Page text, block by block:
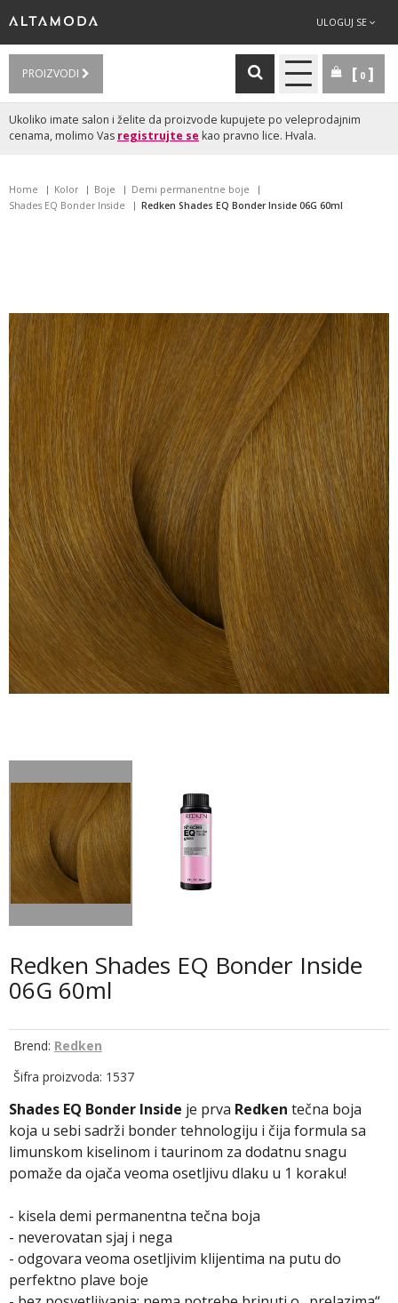
ULOGUJ SE
PROIZVODI 0
Ukoliko imate salon i želite da proizvode kupujete po veleprodajnim
cenama, molimo Vas registrujte se kao pravno lice. Hvala.
Home Kolor Boje
Demi permanentne boje
Shades EQ Bonder Inside
Redken Shades EQ Bonder Inside 06G 60ml
Redken Shades EQ Bonder Inside
06G 60ml
Brend: Redken
Šifra proizvoda: 1537
Shades EQ Bonder Inside je prva Redken tečna boja
koja u sebi sadrži bonder tehnologiju i čija formula sa
limunskom kiselinom i taurinom za dodatnu snagu
pomaže da ojača veoma osetljivu dlaku u 1 koraku!
- kisela demi permanentna tečna boja
- neverovatan sjaj i nega
- odgovara veoma osetljivim klijentima na putu do
perfektno plave boje